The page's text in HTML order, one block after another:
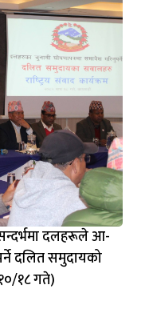
सन्दर्भमा दलहरूले आ-
दलित समुदायको
१८ गते)